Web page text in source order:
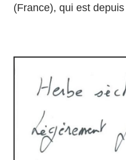
(France), qui est